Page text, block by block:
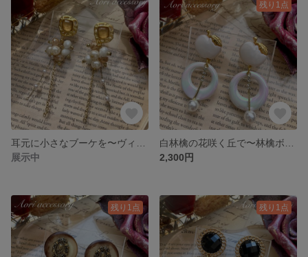
展示中
残り1点
2,300円
残り1点 残り1点